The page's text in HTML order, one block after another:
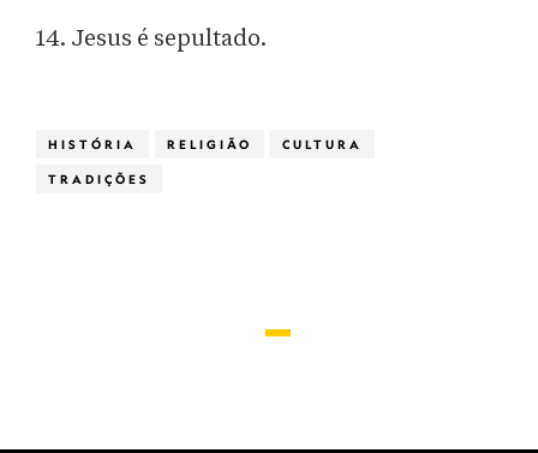
14. Jesus é sepultado.
HISTÓRIA RELIGIÃO CULTURA
TRADIÇÕES